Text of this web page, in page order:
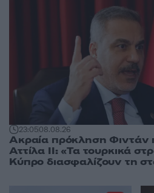
23:0508.08.26
Ακραία πρόκληση Φιντάν
Αττίλα ΙΙ: «Τα τουρκικά
Κύπρο διασφαλίζουν τη